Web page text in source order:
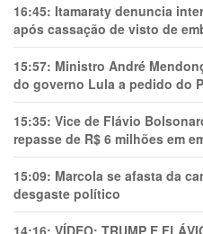
16:45: Itamaraty denuncia
após cassação de visto de
15:57: Ministro André
do governo Lula a pedido do
15:35: Vice de Flávio
repasse de R$ 6 milhões em
15:09: Marcola se afasta da
desgaste político
14:16: VÍDEO: TRUMP E